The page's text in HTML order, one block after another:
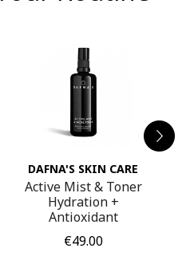
DAFNA'S SKIN CARE
Active Mist & Toner
Hydration +
Antioxidant
Price
€49.00